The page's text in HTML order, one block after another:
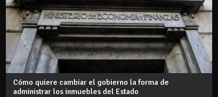
Cómo quiere cambiar el gobierno la forma de
administrar los inmuebles del Estado